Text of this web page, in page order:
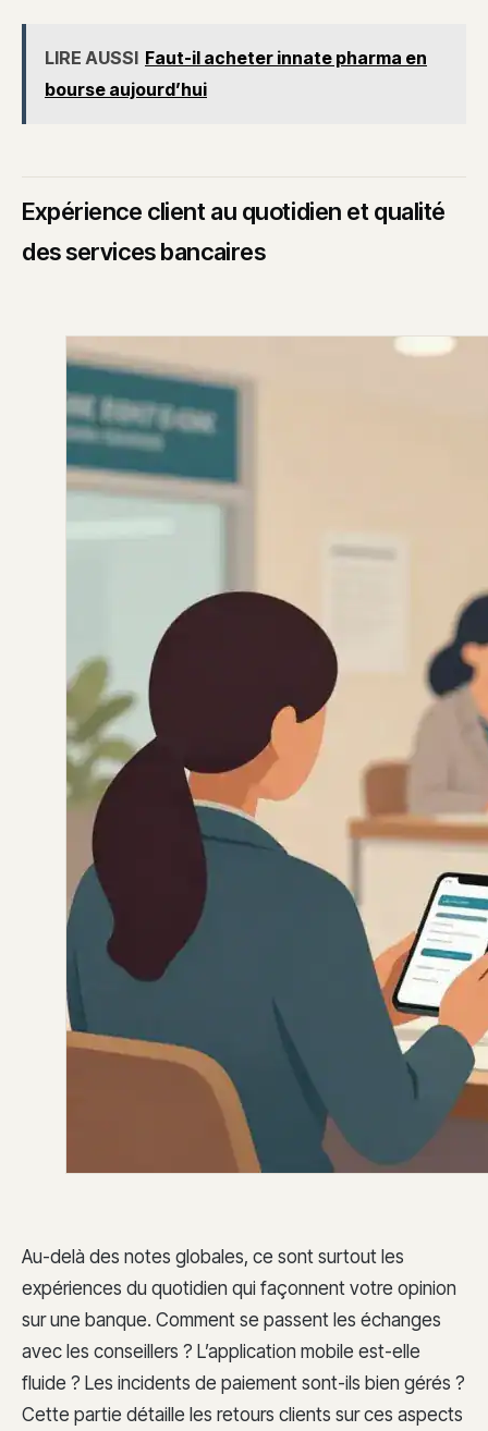
LIRE AUSSI Faut-il acheter innate pharma en
bourse aujourd’hui
Expérience client au quotidien et qualité
des services bancaires
Au-delà des notes globales, ce sont surtout les
expériences du quotidien qui façonnent votre opinion
sur une banque. Comment se passent les échanges
avec les conseillers ? L’application mobile est-elle
fluide ? Les incidents de paiement sont-ils bien gérés ?
Cette partie détaille les retours clients sur ces aspects